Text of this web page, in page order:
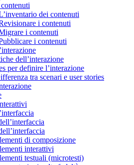
dei contenuti
i contenuti
i contenuti
i contenuti
dell’interazione
per definire l’interazione
tra scenari e user stories
di composizione
interattivi
testuali (microtesti)